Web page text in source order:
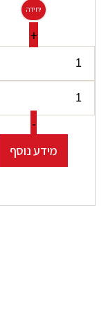
יחידה
+
-
מידע נוסף